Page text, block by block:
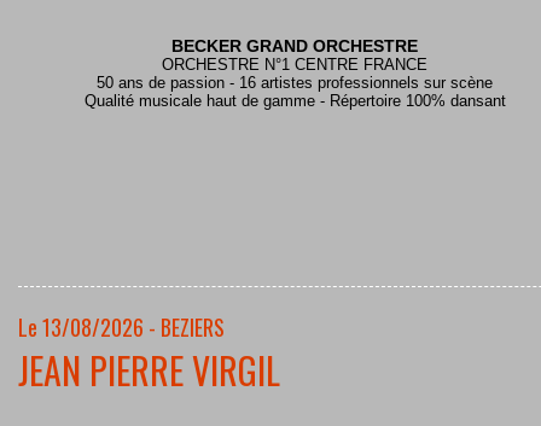
BECKER GRAND ORCHESTRE
ORCHESTRE N°1 CENTRE FRANCE
50 ans de passion - 16 artistes professionnels sur scène
Qualité musicale haut de gamme - Répertoire 100% dansant
Le 13/08/2026 - BEZIERS
JEAN PIERRE VIRGIL